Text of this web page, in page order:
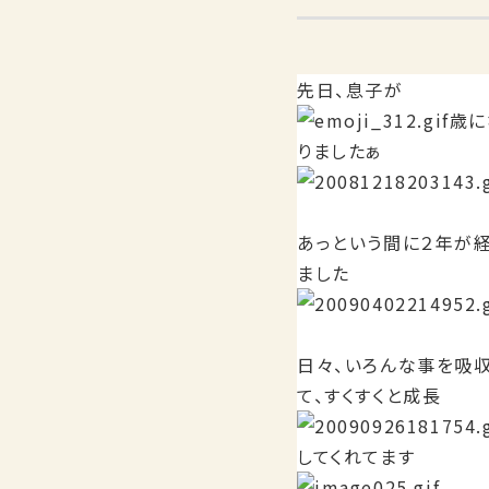
先日、息子が
歳
りましたぁ
あっという間に２年が
ました
日々、いろんな事を吸
て、すくすくと成長
してくれてます